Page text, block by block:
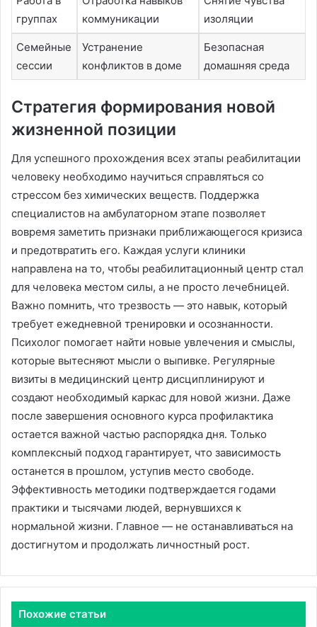
группах
коммуникации
изоляции
Семейные
сессии
Устранение
конфликтов в доме
Безопасная
домашняя среда
Стратегия формирования новой
жизненной позиции
Для успешного прохождения всех этапы реабилитации
человеку необходимо научиться справляться со
стрессом без химических веществ․ Поддержка
специалистов на амбулаторном этапе позволяет
вовремя заметить признаки приближающегося кризиса
и предотвратить его․ Каждая услуги клиники
направлена на то, чтобы реабилитационный центр стал
для человека местом силы, а не просто лечебницей․
Важно помнить, что трезвость — это навык, который
требует ежедневной тренировки и осознанности․
Психолог помогает найти новые увлечения и смыслы,
которые вытесняют мысли о выпивке․ Регулярные
визиты в медицинский центр дисциплинируют и
создают необходимый каркас для новой жизни․ Даже
после завершения основного курса профилактика
остается важной частью распорядка дня․ Только
комплексный подход гарантирует, что зависимость
останется в прошлом, уступив место свободе․
Эффективность методики подтверждается годами
практики и тысячами людей, вернувшихся к
нормальной жизни․ Главное — не останавливаться на
достигнутом и продолжать личностный рост․
Похожие статьи